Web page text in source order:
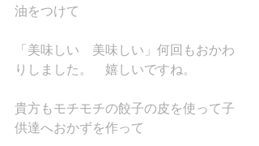
油をつけて
「美味しい　美味しい」何回もおかわ
りしました。　嬉しいですね。
貴方もモチモチの餃子の皮を使って子
供達へおかずを作って